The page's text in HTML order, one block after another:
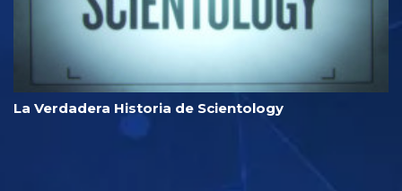
La Verdadera Historia de Scientology